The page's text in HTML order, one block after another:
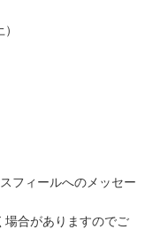
フィールへのメッセー
合がありますのでご